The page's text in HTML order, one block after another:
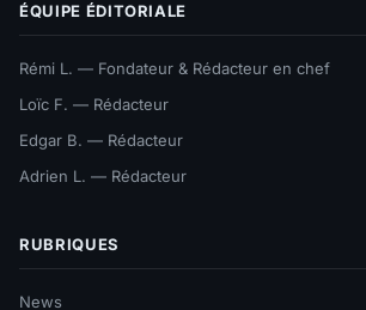
ÉQUIPE ÉDITORIALE
Rémi L. — Fondateur & Rédacteur en chef
Loïc F. — Rédacteur
Edgar B. — Rédacteur
Adrien L. — Rédacteur
RUBRIQUES
News